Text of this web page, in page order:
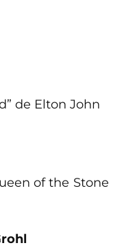
de Elton John
of the Stone